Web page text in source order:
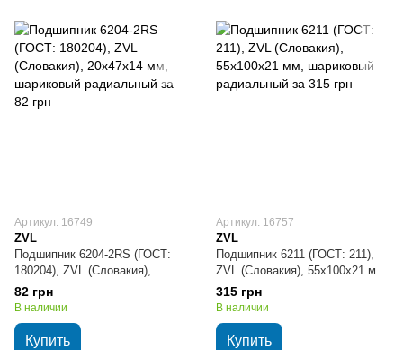
Артикул: 16749
ZVL
Подшипник 6204-2RS (ГОСТ:
180204), ZVL (Словакия),
20х47х14 мм, шариковый
радиальный
82 грн
В наличии
Купить
Артикул: 16757
ZVL
Подшипник 6211 (ГОСТ: 211),
ZVL (Словакия), 55х100х21 мм,
шариковый радиальный
315 грн
В наличии
Купить